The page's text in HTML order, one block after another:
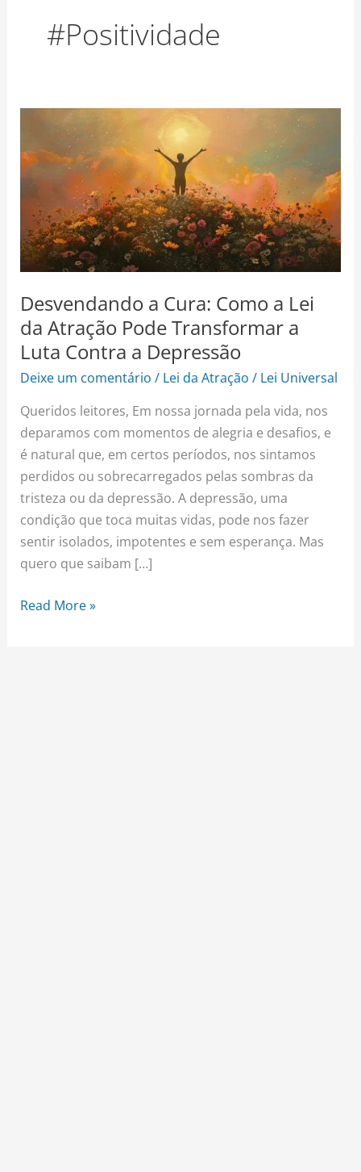
k a
m
#Positividade
Desvendando a Cura: Como a Lei
da Atração Pode Transformar a
Luta Contra a Depressão
Deixe um comentário / Lei da Atração / Lei Universal
Queridos leitores, Em nossa jornada pela vida, nos
deparamos com momentos de alegria e desafios, e
é natural que, em certos períodos, nos sintamos
perdidos ou sobrecarregados pelas sombras da
tristeza ou da depressão. A depressão, uma
condição que toca muitas vidas, pode nos fazer
sentir isolados, impotentes e sem esperança. Mas
quero que saibam […]
Desvendando
Cura:
Como
Lei
da
Atração
Pode
Transformar
a
Luta
Contra
a
Depressão
Read More »